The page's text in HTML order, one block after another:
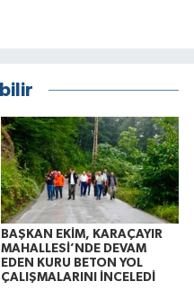
BAŞKAN EKİM, KARAÇAYIR
MAHALLESİ’NDE DEVAM
EDEN KURU BETON YOL
ÇALIŞMALARINI İNCELEDİ